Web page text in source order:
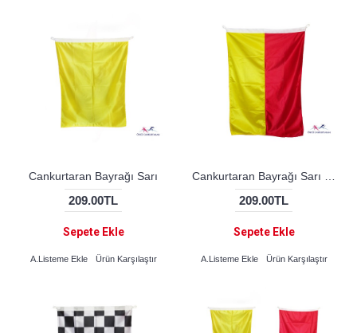
Cankurtaran Bayrağı Sarı
209.00TL
Sepete Ekle
A.Listeme Ekle Ürün Karşılaştır
209.00TL
Sepete Ekle
A.Listeme Ekle Ürün Karşılaştır